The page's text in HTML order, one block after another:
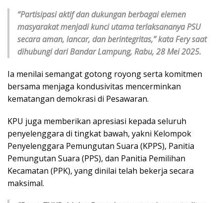
“Partisipasi aktif dan dukungan berbagai elemen
masyarakat menjadi kunci utama terlaksananya PSU
secara aman, lancar, dan berintegritas,” kata Fery saat
dihubungi dari Bandar Lampung, Rabu, 28 Mei 2025.
Ia menilai semangat gotong royong serta komitmen
bersama menjaga kondusivitas mencerminkan
kematangan demokrasi di Pesawaran.
KPU juga memberikan apresiasi kepada seluruh
penyelenggara di tingkat bawah, yakni Kelompok
Penyelenggara Pemungutan Suara (KPPS), Panitia
Pemungutan Suara (PPS), dan Panitia Pemilihan
Kecamatan (PPK), yang dinilai telah bekerja secara
maksimal.